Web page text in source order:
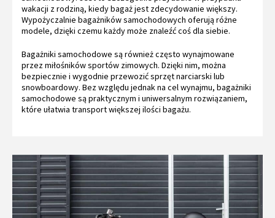
wakacji z rodziną, kiedy bagaż jest zdecydowanie większy.
Wypożyczalnie bagażników samochodowych oferują różne
modele, dzięki czemu każdy może znaleźć coś dla siebie.
Bagażniki samochodowe są również często wynajmowane
przez miłośników sportów zimowych. Dzięki nim, można
bezpiecznie i wygodnie przewozić sprzęt narciarski lub
snowboardowy. Bez względu jednak na cel wynajmu, bagażniki
samochodowe są praktycznym i uniwersalnym rozwiązaniem,
które ułatwia transport większej ilości bagażu.